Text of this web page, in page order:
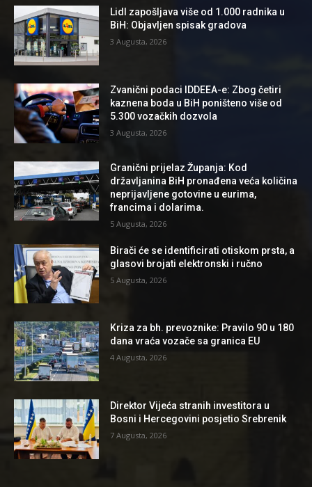
Lidl zapošljava više od 1.000 radnika u
BiH: Objavljen spisak gradova
3 Augusta, 2026
Zvanični podaci IDDEEA-e: Zbog četiri
kaznena boda u BiH poništeno više od
5.300 vozačkih dozvola
3 Augusta, 2026
Granični prijelaz Županja: Kod
državljanina BiH pronađena veća količina
neprijavljene gotovine u eurima,
francima i dolarima.
5 Augusta, 2026
Birači će se identificirati otiskom prsta, a
glasovi brojati elektronski i ručno
5 Augusta, 2026
Kriza za bh. prevoznike: Pravilo 90 u 180
dana vraća vozače sa granica EU
4 Augusta, 2026
Direktor Vijeća stranih investitora u
Bosni i Hercegovini posjetio Srebrenik
7 Augusta, 2026